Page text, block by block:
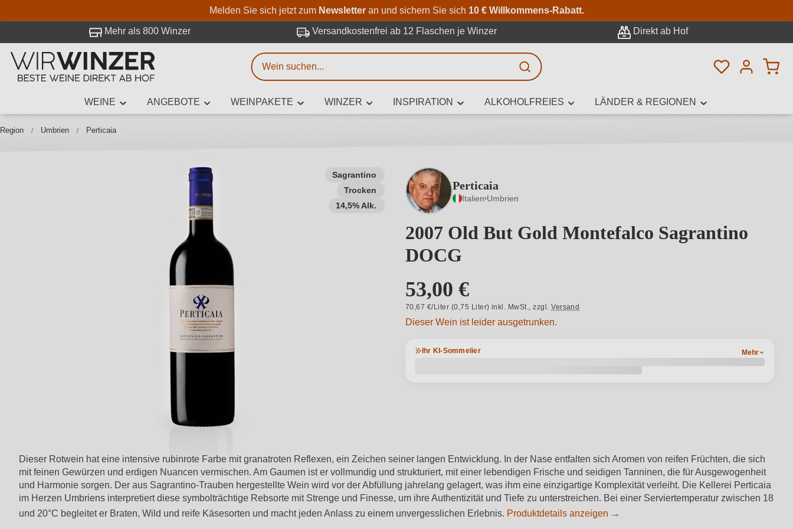
Zum Hauptinhalt springen
Zur Suche springen
Zur Hauptnavigation springen
Melden Sie sich jetzt zum Newsletteran und sichern Sie sich 10 € Willkommens-Rabatt.
Mehr als 800 Winzer Versandkostenfrei ab 12 Flaschen je Winzer Direkt ab Hof
Du hast 0
WEINE ANGEBOTE WEINPAKETE WINZER INSPIRATION ALKOHOLFREIES LÄNDER & REGIONEN
Region Umbrien Perticaia
Sagrantino
Trocken
14,5% Alk.
Perticaia
Italien Umbrien
2007 Old But Gold Montefalco Sagrantino
DOCG
53,00 €
70,67 €/Liter (0,75 Liter) inkl. MwSt.,zzgl.Versand
Dieser Wein ist leider ausgetrunken.
Ihr KI-Sommelier Mehr
Dieser Rotwein hat eine intensive rubinrote Farbe mit granatroten Reflexen, ein Zeichen seiner langen Entwicklung. In der Nase entfalten sich Aromen von reifen Früchten, die sich
mit feinen Gewürzen und erdigen Nuancen vermischen. Am Gaumen ist er vollmundig und strukturiert, mit einer lebendigen Frische und seidigen Tanninen, die für Ausgewogenheit
und Harmonie sorgen. Der aus Sagrantino-Trauben hergestellte Wein wird vor der Abfüllung jahrelang gelagert, was ihm eine einzigartige Komplexität verleiht. Die Kellerei Perticaia
im Herzen Umbriens interpretiert diese symbolträchtige Rebsorte mit Strenge und Finesse, um ihre Authentizität und Tiefe zu unterstreichen. Bei einer Serviertemperatur zwischen 18
und 20°C begleitet er Braten, Wild und reife Käsesorten und macht jeden Anlass zu einem unvergesslichen Erlebnis. Produktdetails anzeigen →
Weinsuche
Mindestens 3 Zeichen eingeben
Erweiterte Suche
Beschreiben Sie, welchen Wein Sie suchen – ob nach Geschmack, Anlass, Weinnamen,
Rebsorte, Region, Winzer oder anderen Kriterien.
bei WirWinzer.